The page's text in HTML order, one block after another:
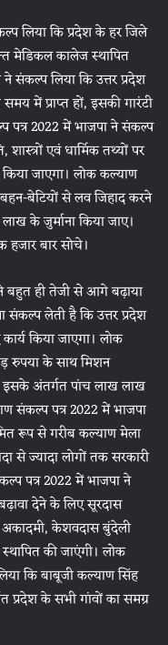
लिया कि प्रदेश के हर जिले
मेडिकल कालेज स्थापित
संकल्प लिया कि उत्तर प्रदेश
में प्राप्त हों, इसकी गारंटी
पत्र 2022 में भाजपा ने संकल्प
एवं धार्मिक तथ्यों पर
किया जाएगा। लोक कल्याण
बेटियों से लव जिहाद करने
के जुर्माना किया जाए।
बार सोचे।
ने बहुत ही तेजी से आगे बढ़ाया
लेती है कि उत्तर प्रदेश
किया जाएगा। लोक
रुपया के साथ मिशन
अंतर्गत पांच लाख लाख
संकल्प पत्र 2022 में भाजपा
रूप से गरीब कल्याण मेला
से ज्यादा लोगों तक सरकारी
पत्र 2022 में भाजपा ने
देने के लिए सूरदास
अकादमी, केशवदास बुंदेली
की जाएंगी। लोक
कि बाबूजी कल्याण सिंह
प्रदेश के सभी गांवों का समग्र